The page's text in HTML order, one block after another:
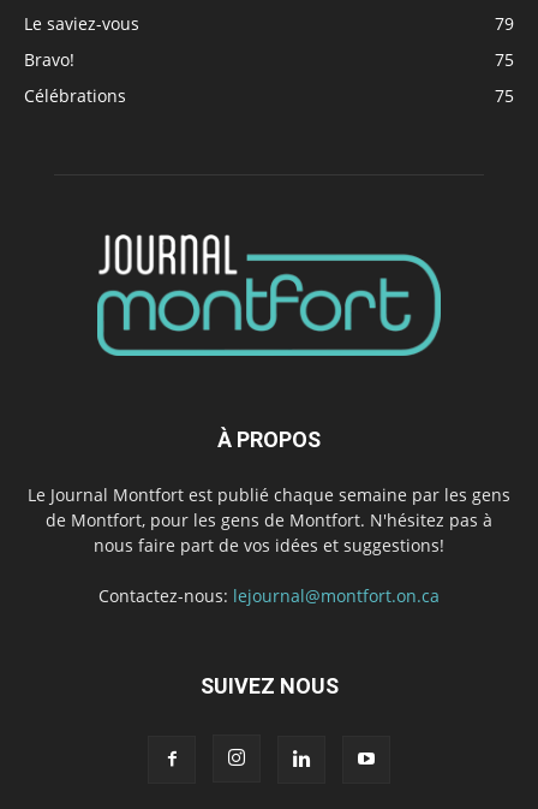
Le saviez-vous
79
Bravo!
75
Célébrations
75
À PROPOS
Le Journal Montfort est publié chaque semaine par les gens
de Montfort, pour les gens de Montfort. N'hésitez pas à
nous faire part de vos idées et suggestions!
Contactez-nous: lejournal@montfort.on.ca
SUIVEZ NOUS